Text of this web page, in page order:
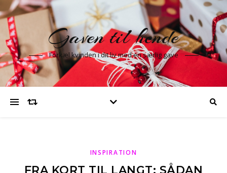
Gaven til hende
Forkæl kvinden i dit liv med en særlig gave
INSPIRATION
FRA KORT TIL LANGT: SÅDAN